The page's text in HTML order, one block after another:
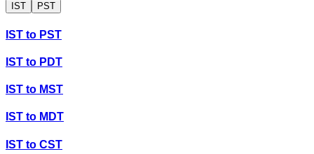
IST PST
IST to PST
IST to PDT
IST to MST
IST to MDT
IST to CST